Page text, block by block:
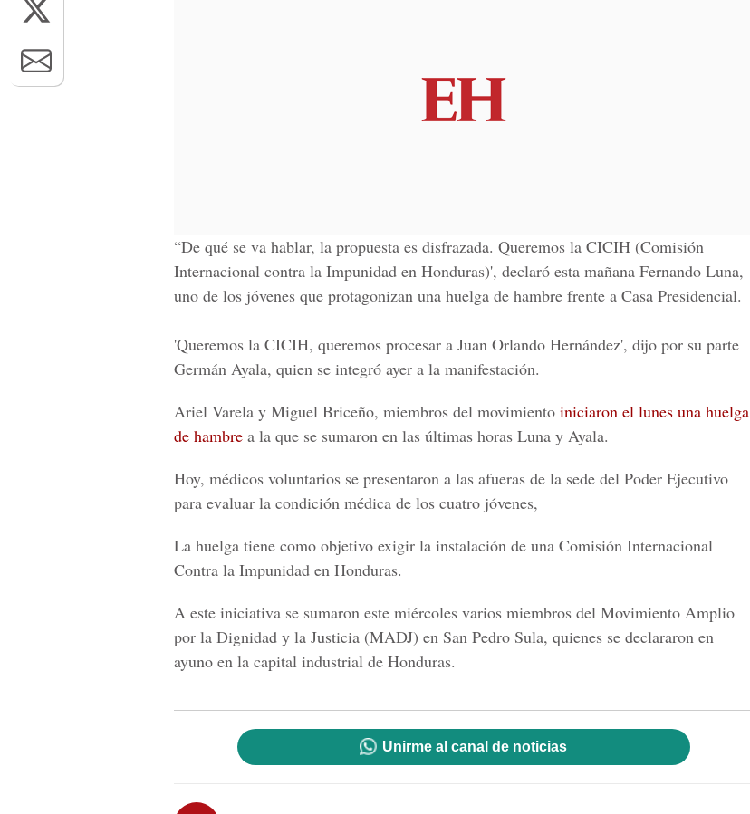
“De qué se va hablar, la propuesta es disfrazada. Queremos la CICIH (Comisión
Internacional contra la Impunidad en Honduras)', declaró esta mañana Fernando Luna,
uno de los jóvenes que protagonizan una huelga de hambre frente a Casa Presidencial.
'Queremos la CICIH, queremos procesar a Juan Orlando Hernández', dijo por su parte
Germán Ayala, quien se integró ayer a la manifestación.
Ariel Varela y Miguel Briceño, miembros del movimiento iniciaron el lunes una huelga
de hambre a la que se sumaron en las últimas horas Luna y Ayala.
Hoy, médicos voluntarios se presentaron a las afueras de la sede del Poder Ejecutivo
para evaluar la condición médica de los cuatro jóvenes,
La huelga tiene como objetivo exigir la instalación de una Comisión Internacional
Contra la Impunidad en Honduras.
A este iniciativa se sumaron este miércoles varios miembros del Movimiento Amplio
por la Dignidad y la Justicia (MADJ) en San Pedro Sula, quienes se declararon en
ayuno en la capital industrial de Honduras.
Unirme al canal de noticias